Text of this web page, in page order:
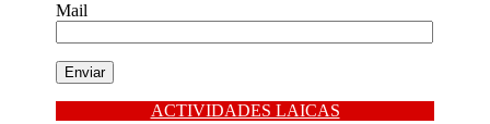
Mail
ACTIVIDADES LAICAS